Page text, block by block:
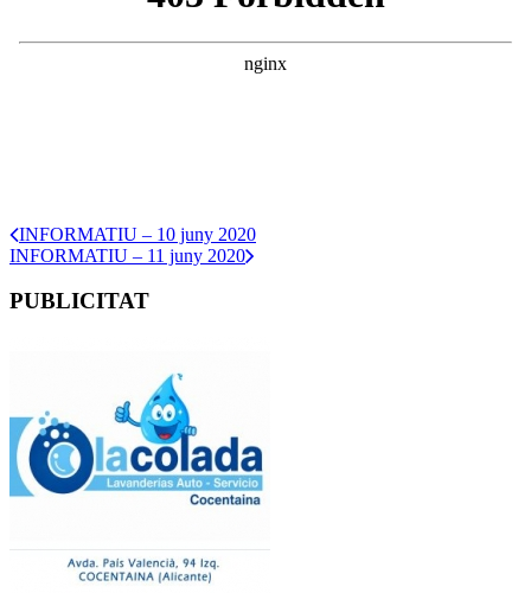
INFORMATIU – 10 juny 2020
INFORMATIU – 11 juny 2020
PUBLICITAT